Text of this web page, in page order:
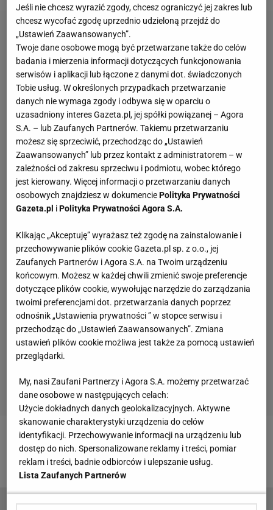
Zobacz wideo Probierz zaczął kadencję bardzo
odważnie! Jeden piłkarz zawiódł na całej linii
Jeśli nie chcesz wyrazić zgody, chcesz ograniczyć jej zakres lub
chcesz wycofać zgodę uprzednio udzieloną przejdź do
„Ustawień Zaawansowanych”.
Twoje dane osobowe mogą być przetwarzane także do celów
badania i mierzenia informacji dotyczących funkcjonowania
serwisów i aplikacji lub łączone z danymi dot. świadczonych
Tobie usług. W określonych przypadkach przetwarzanie
danych nie wymaga zgody i odbywa się w oparciu o
uzasadniony interes Gazeta.pl, jej spółki powiązanej – Agora
S.A. – lub Zaufanych Partnerów. Takiemu przetwarzaniu
możesz się sprzeciwić, przechodząc do „Ustawień
Zaawansowanych” lub przez kontakt z administratorem – w
zależności od zakresu sprzeciwu i podmiotu, wobec którego
jest kierowany. Więcej informacji o przetwarzaniu danych
osobowych znajdziesz w dokumenciePolityka Prywatności
Gazeta.pl iPolityka Prywatności Agora S.A.
Klikając „Akceptuję” wyrażasz też zgodę na zainstalowanie i
przechowywanie plików cookie Gazeta.pl sp. z o.o., jej
Zaufanych Partnerów i Agora S.A. na Twoim urządzeniu
końcowym. Możesz w każdej chwili zmienić swoje preferencje
dotyczące plików cookie, wywołując narzędzie do zarządzania
twoimi preferencjami dot. przetwarzania danych poprzez
odnośnik „Ustawienia prywatności ” w stopce serwisu i
przechodząc do „Ustawień Zaawansowanych”. Zmiana
ustawień plików cookie możliwa jest także za pomocą ustawień
przeglądarki.
My, nasi Zaufani Partnerzy i Agora S.A. możemy przetwarzać
dane osobowe w następujących celach:
Użycie dokładnych danych geolokalizacyjnych. Aktywne
skanowanie charakterystyki urządzenia do celów
identyfikacji. Przechowywanie informacji na urządzeniu lub
dostęp do nich. Spersonalizowane reklamy i treści, pomiar
reklam i treści, badnie odbiorców i ulepszanie usług.
Lista Zaufanych Partnerów